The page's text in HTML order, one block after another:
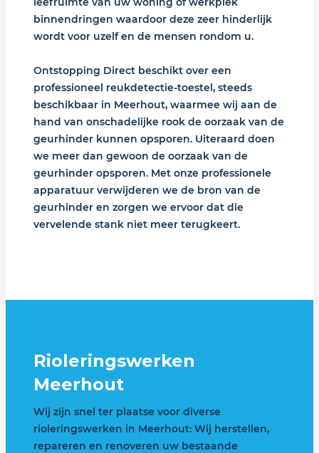
binnendringen waardoor deze zeer hinderlijk
wordt voor uzelf en de mensen rondom u.
Ontstopping Direct beschikt over een
professioneel reukdetectie-toestel, steeds
beschikbaar in Meerhout, waarmee wij aan de
hand van onschadelijke rook de oorzaak van de
geurhinder kunnen opsporen. Uiteraard doen
we meer dan gewoon de oorzaak van de
geurhinder opsporen. Met onze professionele
apparatuur verwijderen we de bron van de
geurhinder en zorgen we ervoor dat die
vervelende stank niet meer terugkeert.
Rioleringswerken
Meerhout
Wij zijn snel ter plaatse voor diverse
rioleringswerken in Meerhout: Wij herstellen,
repareren en renoveren uw bestaande